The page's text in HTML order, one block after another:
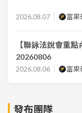
2026.08.07 富果
【聯詠法說會重
20260806
2026.08.06 富果
發布團隊